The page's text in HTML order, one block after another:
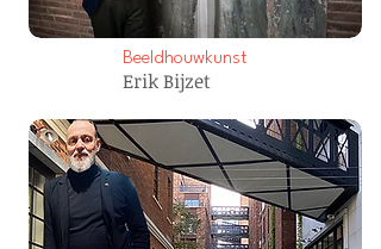
Beeldhouwkunst
Erik Bijzet